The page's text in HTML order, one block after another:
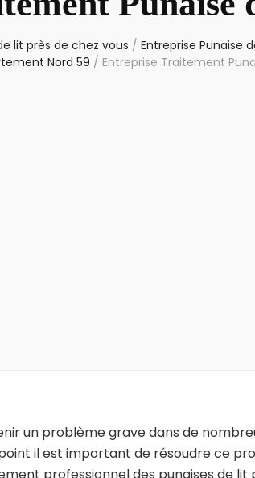
lit près de chez vous / Entreprise Punaise
Nord 59 / Entreprise Traitement
un problème grave dans de
point il est important de résoudre ce